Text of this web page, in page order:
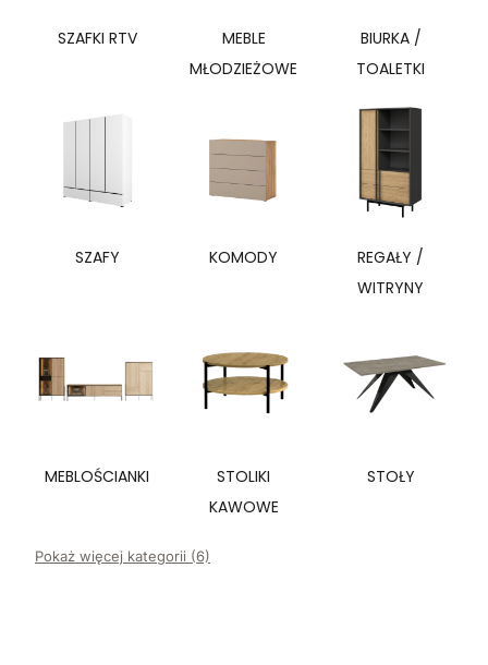
SZAFKI RTV
MEBLE
MŁODZIEŻOWE
BIURKA /
TOALETKI
SZAFY KOMODY
REGAŁY /
WITRYNY
MEBLOŚCIANKI
STOLIKI
KAWOWE
STOŁY
Pokaż więcej kategorii (6)